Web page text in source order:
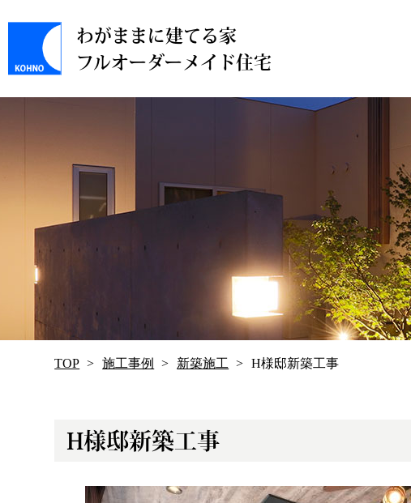
わがままに建てる家
フルオーダーメイド住宅
TOP 施工事例 新築施工 H様邸新築工事
H様邸新築工事